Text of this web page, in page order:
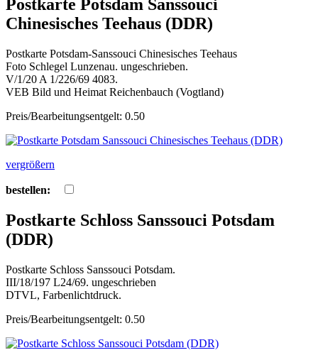
Postkarte Potsdam Sanssouci
Chinesisches Teehaus (DDR)
Postkarte Potsdam-Sanssouci Chinesisches Teehaus
Foto Schlegel Lunzenau. ungeschrieben.
V/1/20 A 1/226/69 4083.
VEB Bild und Heimat Reichenbauch (Vogtland)
Preis/Bearbeitungsentgelt: 0.50
vergrößern
bestellen:
Postkarte Schloss Sanssouci Potsdam
(DDR)
Postkarte Schloss Sanssouci Potsdam.
III/18/197 L24/69. ungeschrieben
DTVL, Farbenlichtdruck.
Preis/Bearbeitungsentgelt: 0.50